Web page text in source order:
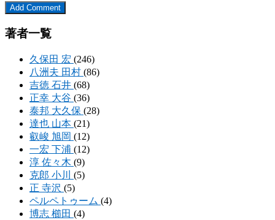
著者一覧
久保田 宏 (246)
八洲夫 田村 (86)
吉徳 石井 (68)
正幸 大谷 (36)
泰邦 大久保 (28)
達也 山本 (21)
叡峻 旭岡 (12)
一宏 下浦 (12)
淳 佐々木 (9)
克郎 小川 (5)
正 寺沢 (5)
ペルペトゥーム (4)
博志 櫛田 (4)